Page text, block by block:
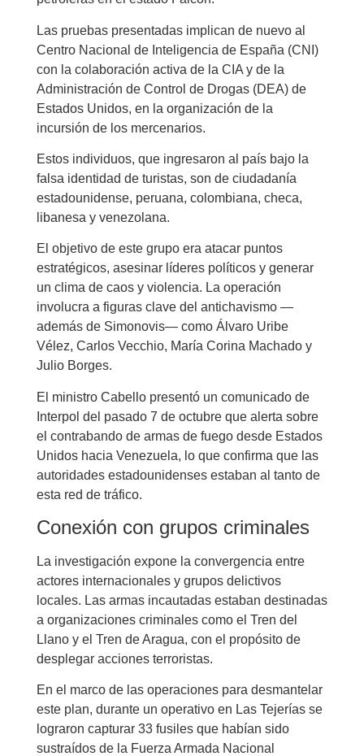
Las pruebas presentadas implican de nuevo al
Centro Nacional de Inteligencia de España (CNI)
con la colaboración activa de la CIA y de la
Administración de Control de Drogas (DEA) de
Estados Unidos, en la organización de la
incursión de los mercenarios.
Estos individuos, que ingresaron al país bajo la
falsa identidad de turistas, son de ciudadanía
estadounidense, peruana, colombiana, checa,
libanesa y venezolana.
El objetivo de este grupo era atacar puntos
estratégicos, asesinar líderes políticos y generar
un clima de caos y violencia. La operación
involucra a figuras clave del antichavismo —
además de Simonovis— como Álvaro Uribe
Vélez, Carlos Vecchio, María Corina Machado y
Julio Borges.
El ministro Cabello presentó un comunicado de
Interpol del pasado 7 de octubre que alerta sobre
el contrabando de armas de fuego desde Estados
Unidos hacia Venezuela, lo que confirma que las
autoridades estadounidenses estaban al tanto de
esta red de tráfico.
Conexión con grupos criminales
La investigación expone la convergencia entre
actores internacionales y grupos delictivos
locales. Las armas incautadas estaban destinadas
a organizaciones criminales como el Tren del
Llano y el Tren de Aragua, con el propósito de
desplegar acciones terroristas.
En el marco de las operaciones para desmantelar
este plan, durante un operativo en Las Tejerías se
lograron capturar 33 fusiles que habían sido
sustraídos de la Fuerza Armada Nacional